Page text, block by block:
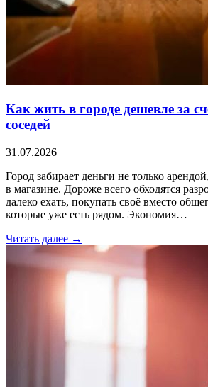
Как жить в городе дешевле за
соседей
31.07.2026
Город забирает деньги не только
в магазине. Дороже всего обходятся
далеко ехать, покупать своё вместо
которые уже есть рядом. Экономия…
Читать далее →